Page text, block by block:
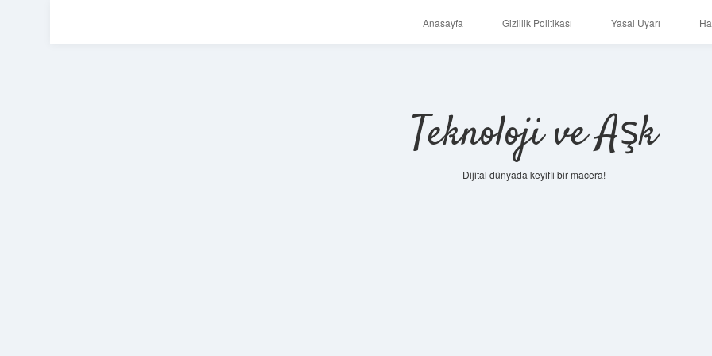
Anasayfa Gizlilik Politikası Yasal Uyarı
Teknoloji ve Aşk
Dijital dünyada keyifli bir macera!